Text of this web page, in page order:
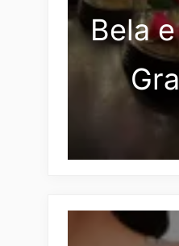
Bela